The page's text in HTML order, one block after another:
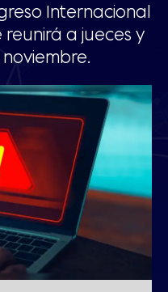
Internacional
reunirá a jueces y